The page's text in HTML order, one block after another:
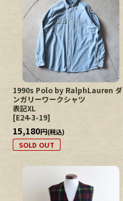
1990s Polo by RalphLauren ダ
ンガリーワークシャツ
表記XL
[E24-3-19]
15,180円(税込)
SOLD OUT